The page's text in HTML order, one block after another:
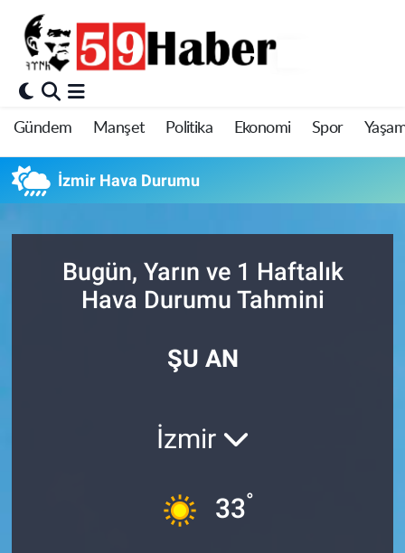
Gündem Manşet Politika Ekonomi Spor
İzmir Hava Durumu
Bugün, Yarın ve 1 Haftalık
Hava Durumu Tahmini
ŞU AN
İzmir
33°